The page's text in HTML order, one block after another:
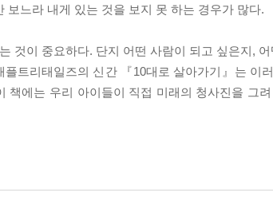
느라 내게 있는 것을 보지 못 하는 경우가 많다.
것이 중요하다. 단지 어떤 사람이 되고 싶은지,
트리태일즈의 신간 『10대로 살아가기』는 이
에는 우리 아이들이 직접 미래의 청사진을 그